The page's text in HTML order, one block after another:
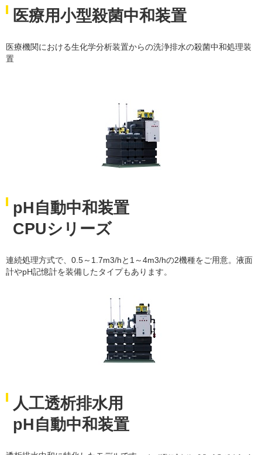
医療用小型殺菌中和装置
医療機関における生化学分析装置からの洗浄排水の殺菌中和処理装
置
pH自動中和装置
CPUシリーズ
連続処理方式で、0.5～1.7m3/hと1～4m3/hの2機種をご用意。液面
計やpH記憶計を装備したタイプもあります。
人工透析排水用
pH自動中和装置